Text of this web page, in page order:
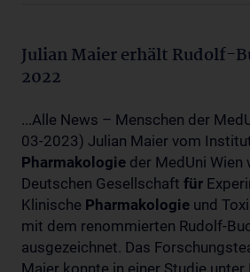
Julian Maier erhält Rudolf-
2022
...Alle News – Menschen der
03-2023) Julian Maier vom
Pharmakologie der MedUni Wien
Deutschen Gesellschaft für
Klinische Pharmakologie und
mit dem renommierten Rudolf-
ausgezeichnet. Das
Maier konnte in einer Studie unter